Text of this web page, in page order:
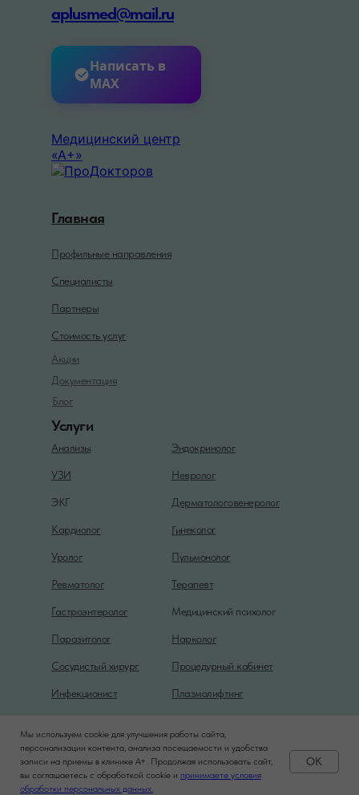
Мы используем cookie для улучшения работы сайта,
персонализации контента, анализа посещаемости и удобства
записи на приемы в клинике A+. Продолжая использовать сайт,
вы соглашаетесь с обработкой cookie и принимаете условия
обработки персональных данных.
OK
Политика конфиденциальности
Услуги
Акции
Документация
Блог
Уролог
Кардиолог
ЭКГ
УЗИ
Анализы
Инфекционист
Сосудистый хирург
Паразитолог
Медицинский психолог
aplusmed@mail.ru
Ревматолог
Пульмонолог
Гинеколог
Дерматологовенеролог
Невролог
Эндокринолог
Плазмолифтинг
Процедурный кабинет
Нарколог
Гастроэнтеролог
Терапевт
Стоимость услуг
Партнеры
Специалисты
Профильные направления
Главная
Медицинский центр
«А+»
Написать в
MAX
Задать вопрос